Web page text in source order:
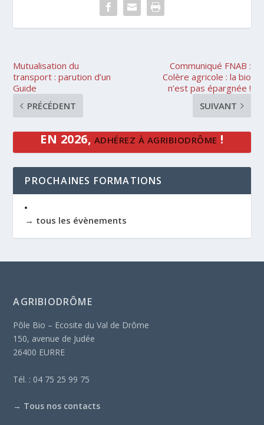
Mutualisation du
transport : parution d’un
Guide
PRÉCÉDENT
Communiqué FNAB :
Colère agricole : la bio
n’est pas épargnée !
SUIVANT
EN 2026, ADHÉREZ À AGRIBIODRÔME !
PROCHAINES FORMATIONS
→ tous les évènements
AGRIBIODRÔME
Pôle Bio – Ecosite du Val de Drôme
150, avenue de Judée
26400 EURRE
Tél. : 04 75 25 99 75
→ Tous nos contacts